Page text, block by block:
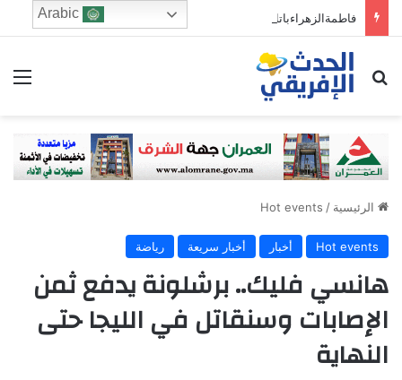
فاطمةالزهراءباتا: البطالة بالمفهوم الضيق..أم الحكومة بالمفهوم الضيق؟
ابحث عن
الرئيسية /
Hot events
Hot events أخبار أخبار سريعة رياضة
هانسي فليك.. برشلونة يدفع ثمن
الإصابات وسنقاتل في الليجا حتى
النهاية
Arabic